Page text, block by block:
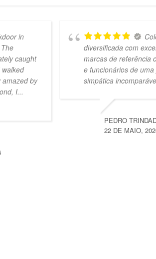
in
caught
amazed by
I...
diversificada com
marcas de referência
e funcionários de
simpática
PEDRO
22 DE MAIO,